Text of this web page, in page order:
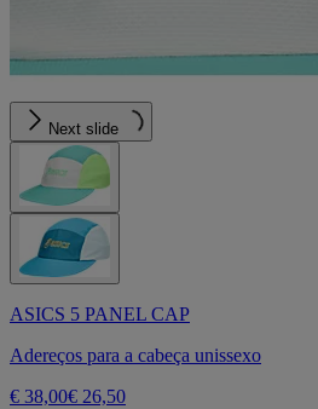
Next slide
ASICS 5 PANEL CAP
Adereços para a cabeça unissexo
€ 38,00€ 26,50